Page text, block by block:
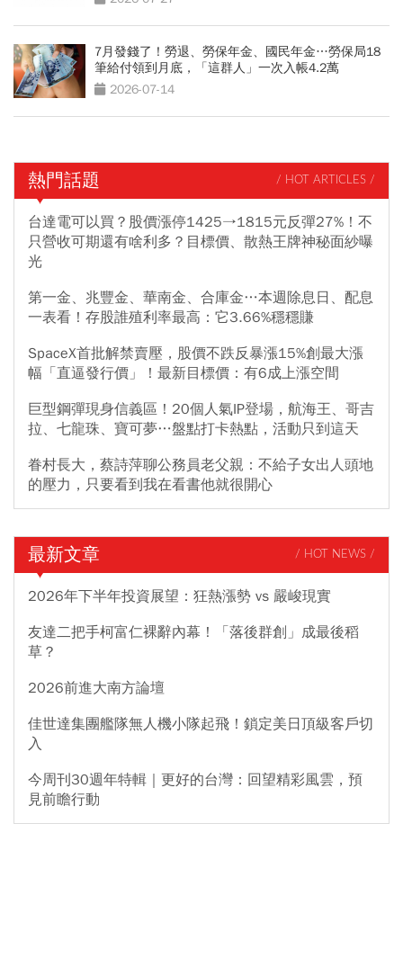
7月發錢了！勞退、勞保年金、國民年金…勞保局18
筆給付領到月底，「這群人」一次入帳4.2萬
2026-07-14
熱門話題 / HOT ARTICLES /
台達電可以買？股價漲停1425→1815元反彈27%！不
只營收可期還有啥利多？目標價、散熱王牌神秘面紗曝
光
第一金、兆豐金、華南金、合庫金…本週除息日、配息
一表看！存股誰殖利率最高：它3.66%穩穩賺
SpaceX首批解禁賣壓，股價不跌反暴漲15%創最大漲
幅「直逼發行價」！最新目標價：有6成上漲空間
巨型鋼彈現身信義區！20個人氣IP登場，航海王、哥吉
拉、七龍珠、寶可夢…盤點打卡熱點，活動只到這天
眷村長大，蔡詩萍聊公務員老父親：不給子女出人頭地
的壓力，只要看到我在看書他就很開心
最新文章 / HOT NEWS /
2026年下半年投資展望：狂熱漲勢 vs 嚴峻現實
友達二把手柯富仁裸辭內幕！「落後群創」成最後稻
草？
2026前進大南方論壇
佳世達集團艦隊無人機小隊起飛！鎖定美日頂級客戶切
入
今周刊30週年特輯｜更好的台灣：回望精彩風雲，預
見前瞻行動